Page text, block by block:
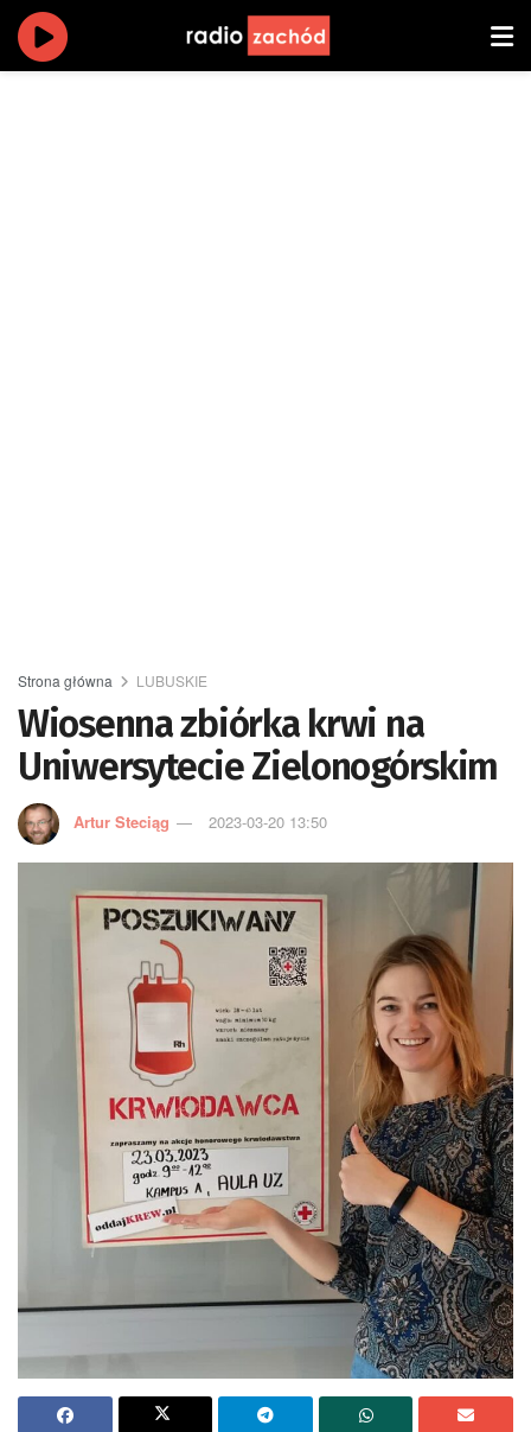
Strona główna LUBUSKIE
Wiosenna zbiórka krwi na
Uniwersytecie Zielonogórskim
Artur Steciąg 2023-03-20 13:50